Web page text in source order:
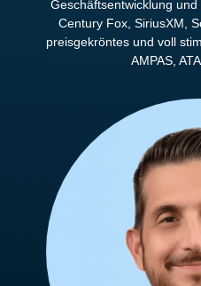
Geschäftsentwicklung
Century Fox, SiriusXM,
preisgekröntes und voll
AMPAS,